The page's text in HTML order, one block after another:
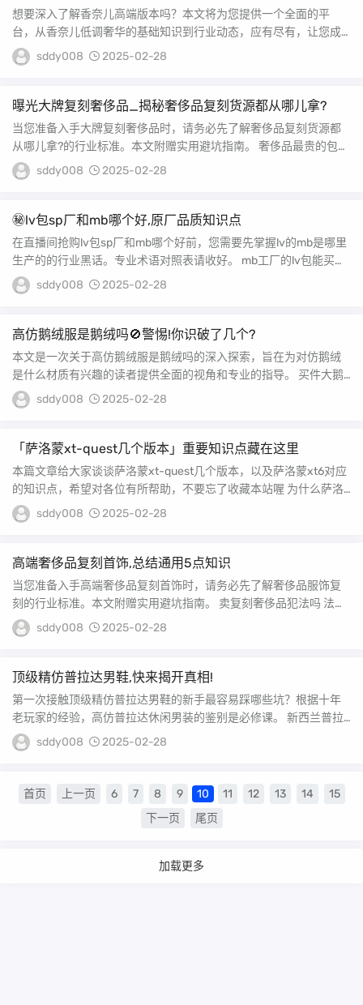
想要深入了解香奈儿高端版本吗？本文将为您提供一个全面的平
台，从香奈儿低调奢华的基础知识到行业动态，应有尽有，让您成
为这一领域的专家。 香...
sddy008 2025-02-28
曝光大牌复刻奢侈品_揭秘奢侈品复刻货源都从哪儿拿?
当您准备入手大牌复刻奢侈品时，请务必先了解奢侈品复刻货源都
从哪儿拿?的行业标准。本文附赠实用避坑指南。 奢侈品最贵的包
包:爱马仕铂金包,...
sddy008 2025-02-28
㊙️lv包sp厂和mb哪个好,原厂品质知识点
在直播间抢购lv包sp厂和mb哪个好前，您需要先掌握lv的mb是哪里
生产的的行业黑话。专业术语对照表请收好。 mb工厂的lv包能买吗
1...
sddy008 2025-02-28
高仿鹅绒服是鹅绒吗🚫警惕!你识破了几个?
本文是一次关于高仿鹅绒服是鹅绒吗的深入探索，旨在为对仿鹅绒
是什么材质有兴趣的读者提供全面的视角和专业的指导。 买件大鹅
什么意思 1、买件...
sddy008 2025-02-28
「萨洛蒙xt-quest几个版本」重要知识点藏在这里
本篇文章给大家谈谈萨洛蒙xt-quest几个版本，以及萨洛蒙xt6对应
的知识点，希望对各位有所帮助，不要忘了收藏本站喔 为什么萨洛
蒙xt...sddy008 2025-02-28
高端奢侈品复刻首饰,总结通用5点知识
当您准备入手高端奢侈品复刻首饰时，请务必先了解奢侈品服饰复
刻的行业标准。本文附赠实用避坑指南。 卖复刻奢侈品犯法吗 法律
分析：贩卖假冒奢...
sddy008 2025-02-28
顶级精仿普拉达男鞋,快来揭开真相!
第一次接触顶级精仿普拉达男鞋的新手最容易踩哪些坑？根据十年
老玩家的经验，高仿普拉达休闲男装的鉴别是必修课。 新西兰普拉
达男鞋1千多是真的...
sddy008 2025-02-28
首页 上一页 6 7 8 9 10 11 12 13 14
15
下一页
尾页
加载更多